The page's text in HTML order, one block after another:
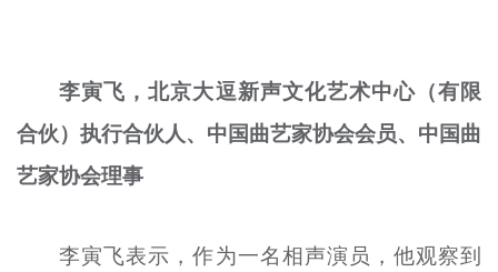
李寅飞，北京大逗新声文化艺术中心（有限
合伙）执行合伙人、中国曲艺家协会会员、中国曲
艺家协会理事
李寅飞表示，作为一名相声演员，他观察到